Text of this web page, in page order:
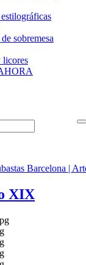
sobremesa
licores
Barcelona |
XIX